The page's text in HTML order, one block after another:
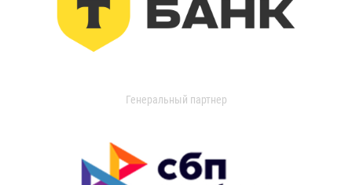
Генеральный партнер